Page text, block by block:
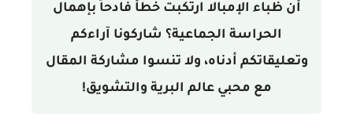
أن ظباء الإمبالا ارتكبت خطأً فادحاً بإهمال
الحراسة الجماعية؟ شاركونا آراءكم
وتعليقاتكم أدناه، ولا تنسوا مشاركة المقال
مع محبي عالم البرية والتشويق!